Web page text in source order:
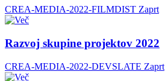
CREA-MEDIA-2022-FILMDIST Zaprt
Razvoj skupine projektov 2022
CREA-MEDIA-2022-DEVSLATE Zaprt